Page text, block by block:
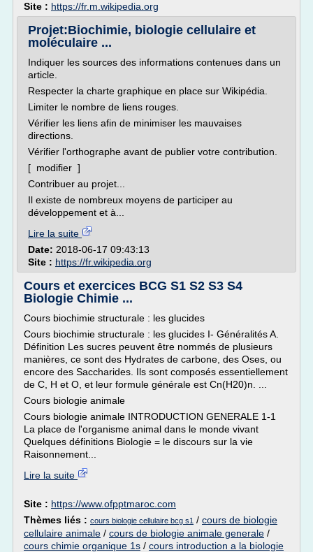
Site : https://fr.m.wikipedia.org
Projet:Biochimie, biologie cellulaire et
moléculaire ...
Indiquer les sources des informations contenues dans un
article.
Respecter la charte graphique en place sur Wikipédia.
Limiter le nombre de liens rouges.
Vérifier les liens afin de minimiser les mauvaises
directions.
Vérifier l'orthographe avant de publier votre contribution.
[ modifier ]
Contribuer au projet...
Il existe de nombreux moyens de participer au
développement et à...
Lire la suite
Date: 2018-06-17 09:43:13
Site : https://fr.wikipedia.org
Cours et exercices BCG S1 S2 S3 S4
Biologie Chimie ...
Cours biochimie structurale : les glucides
Cours biochimie structurale : les glucides I- Généralités A.
Définition Les sucres peuvent être nommés de plusieurs
manières, ce sont des Hydrates de carbone, des Oses, ou
encore des Saccharides. Ils sont composés essentiellement
de C, H et O, et leur formule générale est Cn(H20)n. ...
Cours biologie animale
Cours biologie animale INTRODUCTION GENERALE 1-1
La place de l'organisme animal dans le monde vivant
Quelques définitions Biologie = le discours sur la vie
Raisonnement...
Lire la suite
Site : https://www.ofpptmaroc.com
Thèmes liés : cours biologie cellulaire bcg s1 / cours de biologie
cellulaire animale / cours de biologie animale generale /
cours chimie organique 1s / cours introduction a la biologie